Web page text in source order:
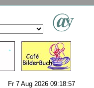
Fr 7 Aug 2026 09:18:57